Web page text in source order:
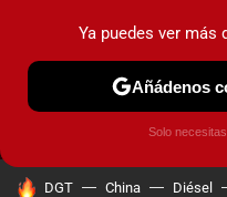
MENÚ
COCHES
HOY SE HABLA DE
DGT China Diésel
Ya puedes ver más
Añádenos
Solo